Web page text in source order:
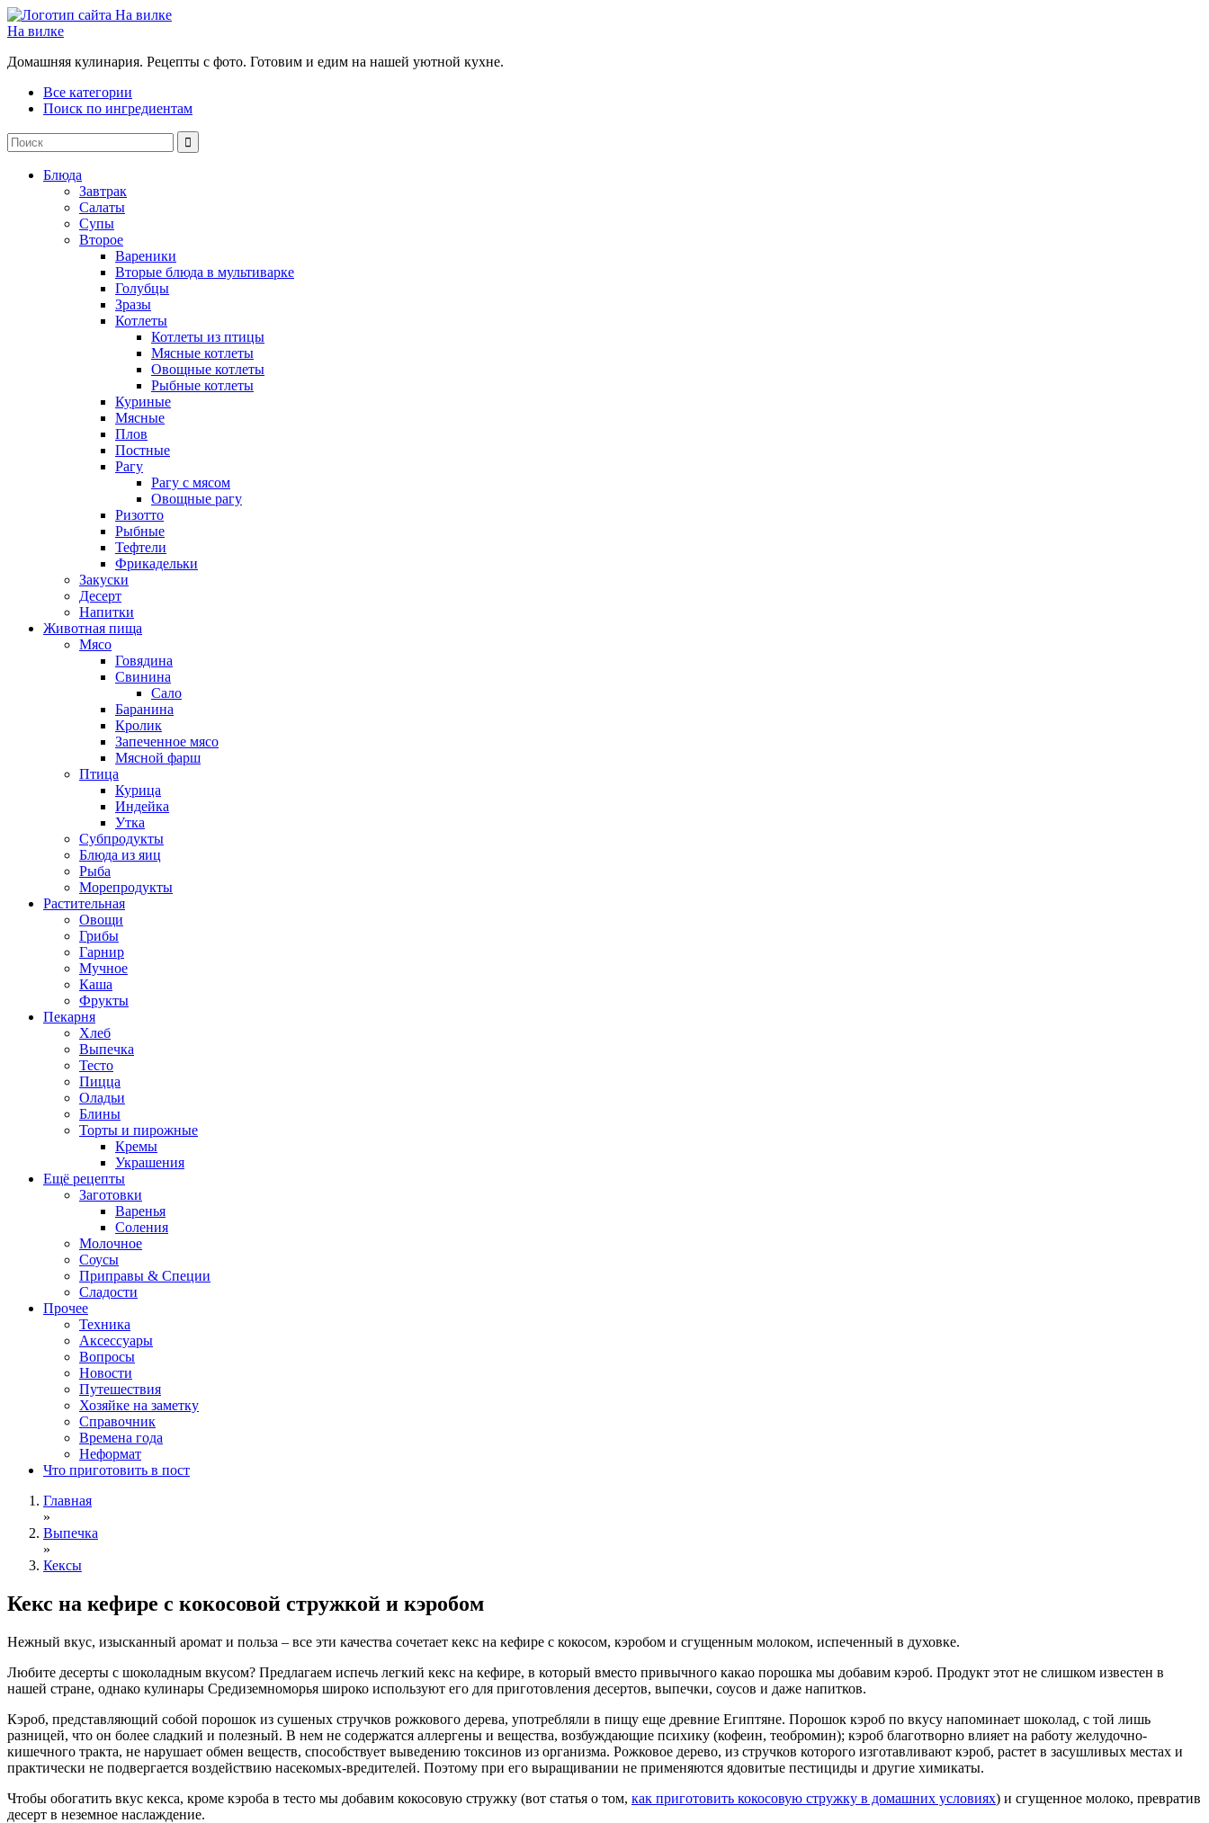
На вилке
Домашняя кулинария. Рецепты с фото. Готовим и едим на нашей уютной кухне.
Все категории
Поиск по ингредиентам
Блюда
Завтрак
Салаты
Супы
Второе
Вареники
Вторые блюда в мультиварке
Голубцы
Зразы
Котлеты
Котлеты из птицы
Мясные котлеты
Овощные котлеты
Рыбные котлеты
Куриные
Мясные
Плов
Постные
Рагу
Рагу с мясом
Овощные рагу
Ризотто
Рыбные
Тефтели
Фрикадельки
Закуски
Десерт
Напитки
Животная пища
Мясо
Говядина
Свинина
Сало
Баранина
Кролик
Запеченное мясо
Мясной фарш
Птица
Курица
Индейка
Утка
Субпродукты
Блюда из яиц
Рыба
Морепродукты
Растительная
Овощи
Грибы
Гарнир
Мучное
Каша
Фрукты
Пекарня
Хлеб
Выпечка
Тесто
Пицца
Оладьи
Блины
Торты и пирожные
Кремы
Украшения
Ещё рецепты
Заготовки
Варенья
Соления
Молочное
Соусы
Приправы & Специи
Сладости
Прочее
Техника
Аксессуары
Вопросы
Новости
Путешествия
Хозяйке на заметку
Справочник
Времена года
Неформат
Что приготовить в пост
Главная
»
Выпечка
»
Кексы
Кекс на кефире с кокосовой стружкой и кэробом
Нежный вкус, изысканный аромат и польза – все эти качества сочетает кекс на кефире с кокосом, кэробом и сгущенным молоком, испеченный в духовке.
Любите десерты с шоколадным вкусом? Предлагаем испечь легкий кекс на кефире, в который вместо привычного какао порошка мы добавим кэроб. Продукт этот не слишком известен в
нашей стране, однако кулинары Средиземноморья широко используют его для приготовления десертов, выпечки, соусов и даже напитков.
Кэроб, представляющий собой порошок из сушеных стручков рожкового дерева, употребляли в пищу еще древние Египтяне. Порошок кэроб по вкусу напоминает шоколад, с той лишь
разницей, что он более сладкий и полезный. В нем не содержатся аллергены и вещества, возбуждающие психику (кофеин, теобромин); кэроб благотворно влияет на работу желудочно-
кишечного тракта, не нарушает обмен веществ, способствует выведению токсинов из организма. Рожковое дерево, из стручков которого изготавливают кэроб, растет в засушливых местах и
практически не подвергается воздействию насекомых-вредителей. Поэтому при его выращивании не применяются ядовитые пестициды и другие химикаты.
Чтобы обогатить вкус кекса, кроме кэроба в тесто мы добавим кокосовую стружку (вот статья о том, как приготовить кокосовую стружку в домашних условиях) и сгущенное молоко, превратив
десерт в неземное наслаждение.